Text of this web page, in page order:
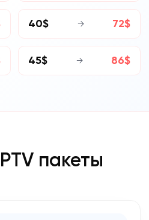
40$ → 72$
45$ → 86$
пакеты